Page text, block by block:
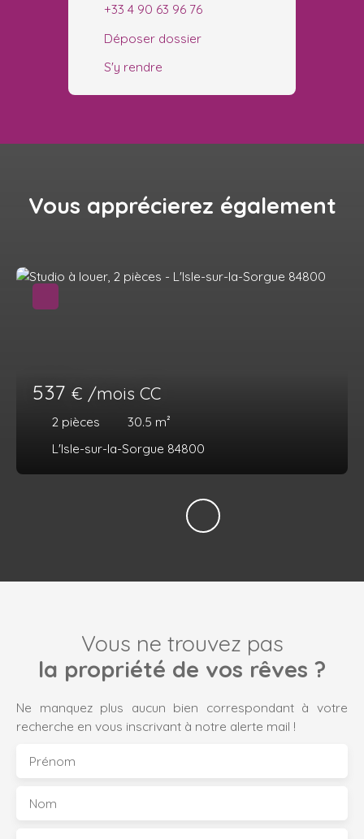
+33 4 90 63 96 76
Déposer dossier
S'y rendre
Vous apprécierez également
537 € /mois CC
2 pièces 30.5 m²
L'Isle-sur-la-Sorgue 84800
Vous ne trouvez pas
la propriété de vos rêves ?
Ne manquez plus aucun bien correspondant à votre
recherche en vous inscrivant à notre alerte mail !
Prénom
Nom